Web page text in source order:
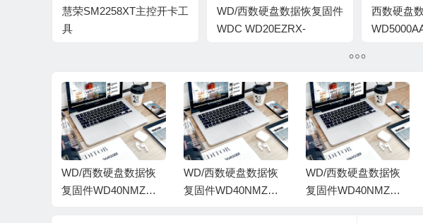
慧荣SM2258XT主控开卡工
具
WD/西数硬盘数据恢复固件
WDC WD20EZRX-
00040029-1714
西数硬盘
0010001J
WD/西数硬盘数据恢
复固件WD40NMZW-1
WD/西数硬盘数据恢
复固件WD40NMZW-1
WD/西数硬盘数据恢
复固件WD40NMZW-1